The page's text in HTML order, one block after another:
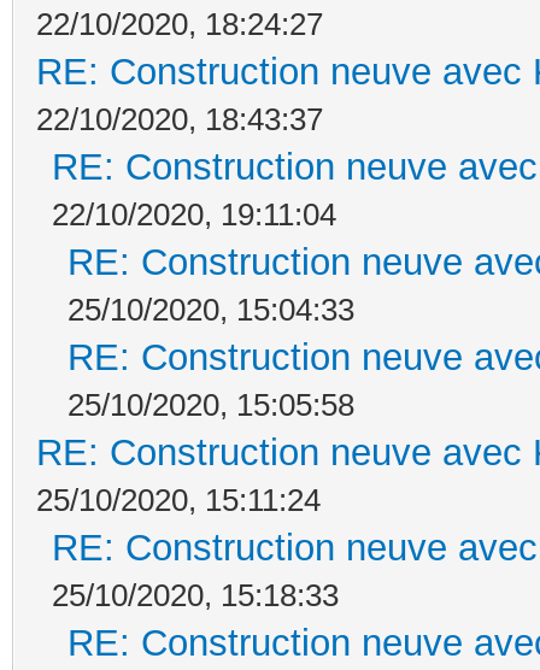
22/10/2020, 18:24:27
RE: Construction neuve avec
22/10/2020, 18:43:37
RE: Construction neuve
22/10/2020, 19:11:04
RE: Construction neuve
25/10/2020, 15:04:33
RE: Construction neuve
25/10/2020, 15:05:58
RE: Construction neuve avec
25/10/2020, 15:11:24
RE: Construction neuve
25/10/2020, 15:18:33
RE: Construction neuve